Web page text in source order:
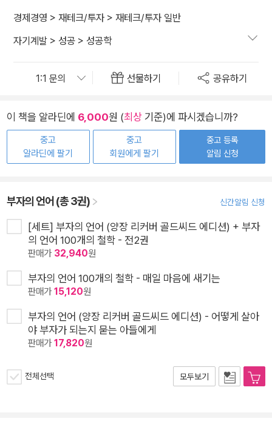
경제경영 > 재테크/투자 > 재테크/투자 일반
자기계발 > 성공 > 성공학
선물하기 공유하기
이 책을 알라딘에 6,000원 (최상 기준)에 파시겠습니까?
중고
알라딘에 팔기
중고
회원에게 팔기
중고 등록
알림 신청
부자의 언어 (총 3권) 신간알림 신청
[세트] 부자의 언어 (양장 리커버 골드씨드 에디션) + 부자
의 언어 100개의 철학 - 전2권
판매가 32,940원
부자의 언어 100개의 철학 - 매일 마음에 새기는
판매가15,120원
부자의 언어 (양장 리커버 골드씨드 에디션) - 어떻게 살아
야 부자가 되는지 묻는 아들에게
판매가17,820원
전체선택 모두보기